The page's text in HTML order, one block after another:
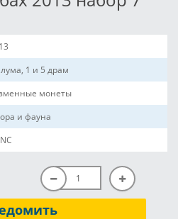
1 и 5 драм
монеты
и фауна